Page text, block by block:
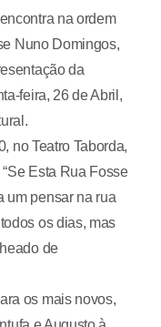
na ordem
Nuno Domingos,
da
feira, 26 de Abril,
no Teatro Taborda,
Esta Rua Fosse
um pensar na rua
os dias, mas
de
os mais novos,